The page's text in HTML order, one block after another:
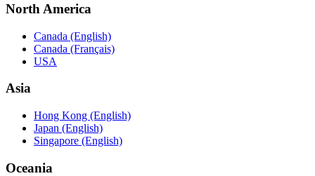
North America
Canada (English)
Canada (Français)
USA
Asia
Hong Kong (English)
Japan (English)
Singapore (English)
Oceania